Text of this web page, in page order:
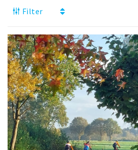
Deals
Nieuws, interviews & blogs
Eten
Drinken
Slapen
Recreatief
Winkels
Filter